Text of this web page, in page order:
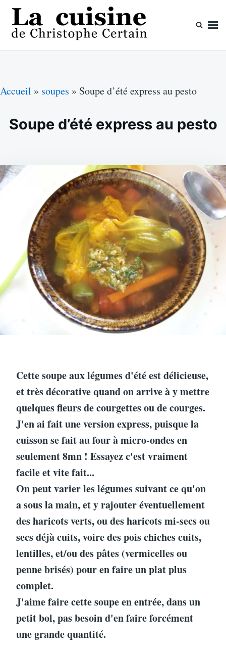
Skip
content
Search
for:
Accueil » soupes » Soupe d’été express au pesto
Soupe d’été express au pesto
Cette soupe aux légumes d'été est délicieuse,
et très décorative quand on arrive à y mettre
quelques fleurs de courgettes ou de courges.
J'en ai fait une version express, puisque la
cuisson se fait au four à micro-ondes en
seulement 8mn ! Essayez c'est vraiment
facile et vite fait...
On peut varier les légumes suivant ce qu'on
a sous la main, et y rajouter éventuellement
des haricots verts, ou des haricots mi-secs ou
secs déjà cuits, voire des pois chiches cuits,
lentilles, et/ou des pâtes (vermicelles ou
penne brisés) pour en faire un plat plus
complet.
J'aime faire cette soupe en entrée, dans un
petit bol, pas besoin d'en faire forcément
une grande quantité.